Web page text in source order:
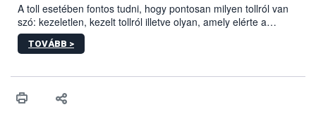
A toll esetében fontos tudni, hogy pontosan milyen tollról van
szó: kezeletlen, kezelt tollról illetve olyan, amely elérte a
„végpontját”.
TOVÁBB >